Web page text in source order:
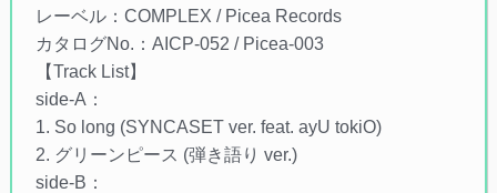
レーベル：COMPLEX / Picea Records
カタログNo.：AICP-052 / Picea-003
【Track List】
side-A：
1. So long (SYNCASET ver. feat. ayU tokiO)
2. グリーンピース (弾き語り ver.)
side-B：